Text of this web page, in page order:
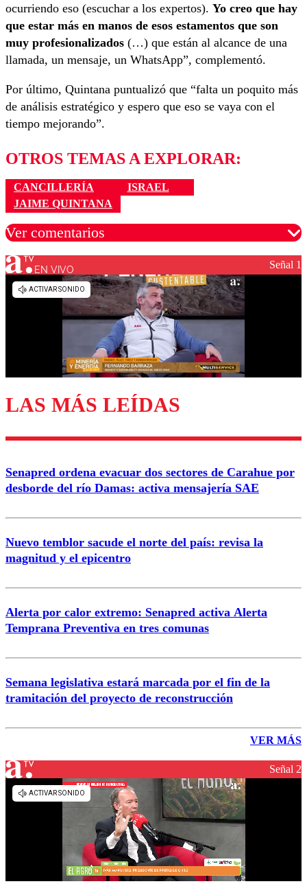
ocurriendo eso (escuchar a los expertos). Yo creo que hay
que estar más en manos de esos estamentos que son
muy profesionalizados (…) que están al alcance de una
llamada, un mensaje, un WhatsApp”, complementó.
Por último, Quintana puntualizó que “falta un poquito más
de análisis estratégico y espero que eso se vaya con el
tiempo mejorando”.
OTROS TEMAS A EXPLORAR:
CANCILLERÍA
ISRAEL
JAIME QUINTANA
Ver comentarios
Los comentarios son moderados para garantizar un
diálogo respetuoso.
Enviar comentario
EN VIVO Señal 1
LAS MÁS LEÍDAS
Senapred ordena evacuar dos sectores de Carahue por
desborde del río Damas: activa mensajería SAE
Nuevo temblor sacude el norte del país: revisa la
magnitud y el epicentro
Alerta por calor extremo: Senapred activa Alerta
Temprana Preventiva en tres comunas
Semana legislativa estará marcada por el fin de la
tramitación del proyecto de reconstrucción
VER MÁS
Señal 2